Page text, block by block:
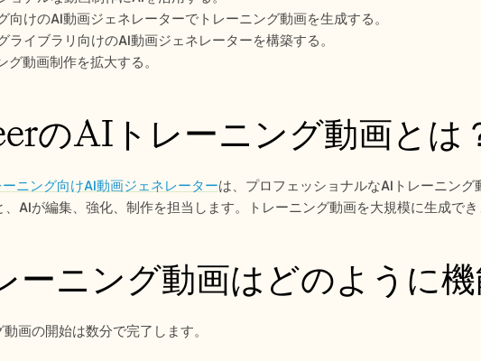
向けのAI動画ジェネレーターでトレーニング動画を生成する。
ライブラリ向けのAI動画ジェネレーターを構築する。
グ動画制作を拡大する。
のAIトレーニング動画とは
ニング向けAI動画ジェネレーターは、プロフェッショナルなAIトレーニン
AIが編集、強化、制作を担当します。トレーニング動画を大規模に生成でき
ーニング動画はどのように機
画の開始は数分で完了します。